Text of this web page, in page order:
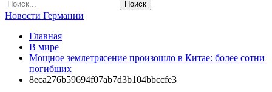
Новости Германии
Главная
В мире
Мощное землетрясение произошло в Китае: более сотни
погибших
8eca276b59694f07ab7d3b104bbccfe3